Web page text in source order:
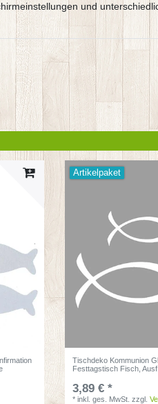
und
Artikelpaket
Tischdeko Kommunion
Festtagstisch Fisch ,
3,89 € *
*inkl. ges. MwSt. zzgl.